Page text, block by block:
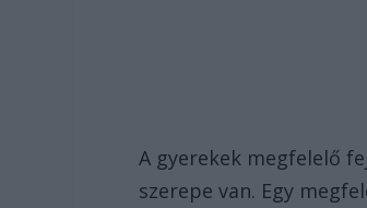
A gyerekek megfelelő
szerepe van. Egy